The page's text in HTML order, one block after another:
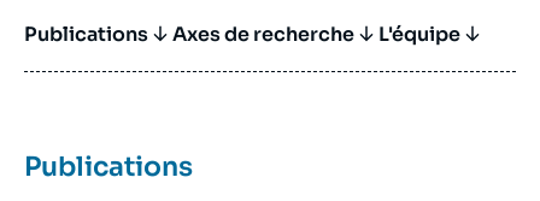
Publications Titre Bloc Axe
Axes de recherche L'équipe
Publications